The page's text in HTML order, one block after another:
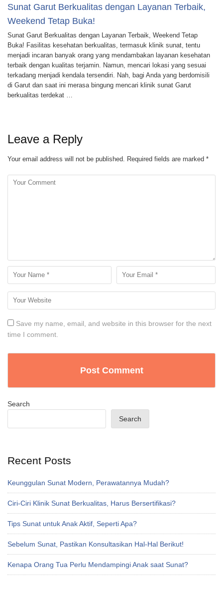
Sunat Garut Berkualitas dengan Layanan Terbaik,
Weekend Tetap Buka!
Sunat Garut Berkualitas dengan Layanan Terbaik, Weekend Tetap
Buka! Fasilitas kesehatan berkualitas, termasuk klinik sunat, tentu
menjadi incaran banyak orang yang mendambakan layanan kesehatan
terbaik dengan kualitas terjamin. Namun, mencari lokasi yang sesuai
terkadang menjadi kendala tersendiri. Nah, bagi Anda yang berdomisili
di Garut dan saat ini merasa bingung mencari klinik sunat Garut
berkualitas terdekat …
Leave a Reply
Your email address will not be published. Required fields are marked *
Save my name, email, and website in this browser for the next
time I comment.
Search
Search
Recent Posts
Keunggulan Sunat Modern, Perawatannya Mudah?
Ciri-Ciri Klinik Sunat Berkualitas, Harus Bersertifikasi?
Tips Sunat untuk Anak Aktif, Seperti Apa?
Sebelum Sunat, Pastikan Konsultasikan Hal-Hal Berikut!
Kenapa Orang Tua Perlu Mendampingi Anak saat Sunat?